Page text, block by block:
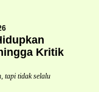
Kritik
tapi tidak selalu